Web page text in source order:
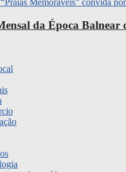
da Época Balnear